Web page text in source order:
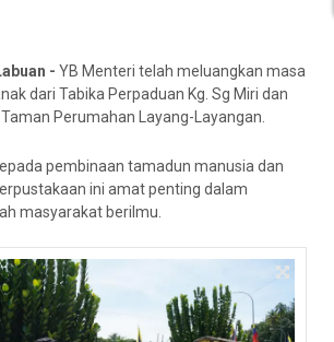
- YB Menteri telah meluangkan masa
dari Tabika Perpaduan Kg. Sg Miri dan
Perumahan Layang-Layangan.
pembinaan tamadun manusia dan
ini amat penting dalam
masyarakat berilmu.